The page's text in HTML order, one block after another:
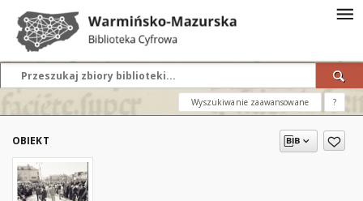
Wyszukiwanie zaawansowane ?
OBIEKT